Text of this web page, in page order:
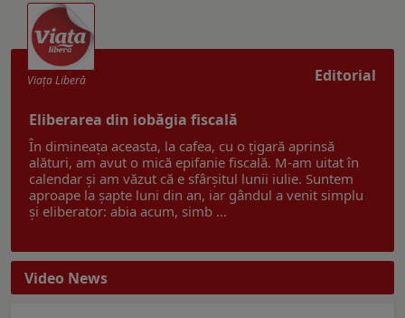
Editorial
Viaţa Liberă
Eliberarea din iobăgia fiscală
În dimineața aceasta, la cafea, cu o țigară aprinsă
alături, am avut o mică epifanie fiscală. M-am uitat în
calendar și am văzut că e sfârșitul lunii iulie. Suntem
aproape la șapte luni din an, iar gândul a venit simplu
și eliberator: abia acum, simb ...
Video News